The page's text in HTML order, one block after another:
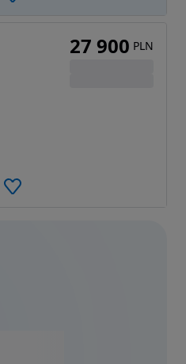
27 900 PLN